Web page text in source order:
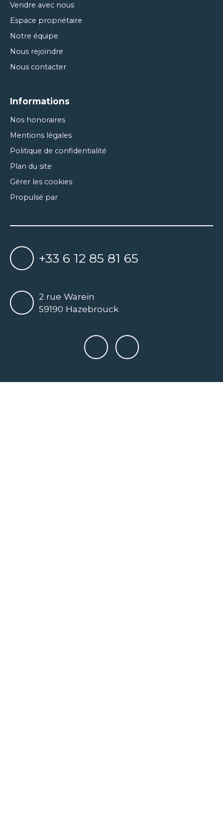
Vendre avec nous
Espace propriétaire
Notre équipe
Nous rejoindre
Nous contacter
Informations
Nos honoraires
Mentions légales
Politique de confidentialité
Plan du site
Gérer les cookies
Propulsé par
+33 6 12 85 81 65
2 rue Warein
59190 Hazebrouck